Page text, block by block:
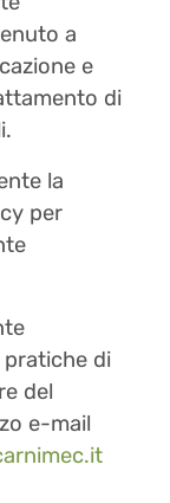
a
e
di
la
per
di
del
e-mail